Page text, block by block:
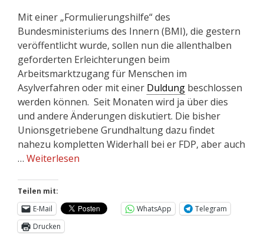
Mit einer „Formulierungshilfe“ des
Bundesministeriums des Innern (BMI), die gestern
veröffentlicht wurde, sollen nun die allenthalben
geforderten Erleichterungen beim
Arbeitsmarktzugang für Menschen im
Asylverfahren oder mit einer Duldung beschlossen
werden können. Seit Monaten wird ja über dies
und andere Änderungen diskutiert. Die bisher
Unionsgetriebene Grundhaltung dazu findet
nahezu kompletten Widerhall bei er FDP, aber auch
… Weiterlesen
Teilen mit:
E-Mail
WhatsApp
Telegram
Drucken